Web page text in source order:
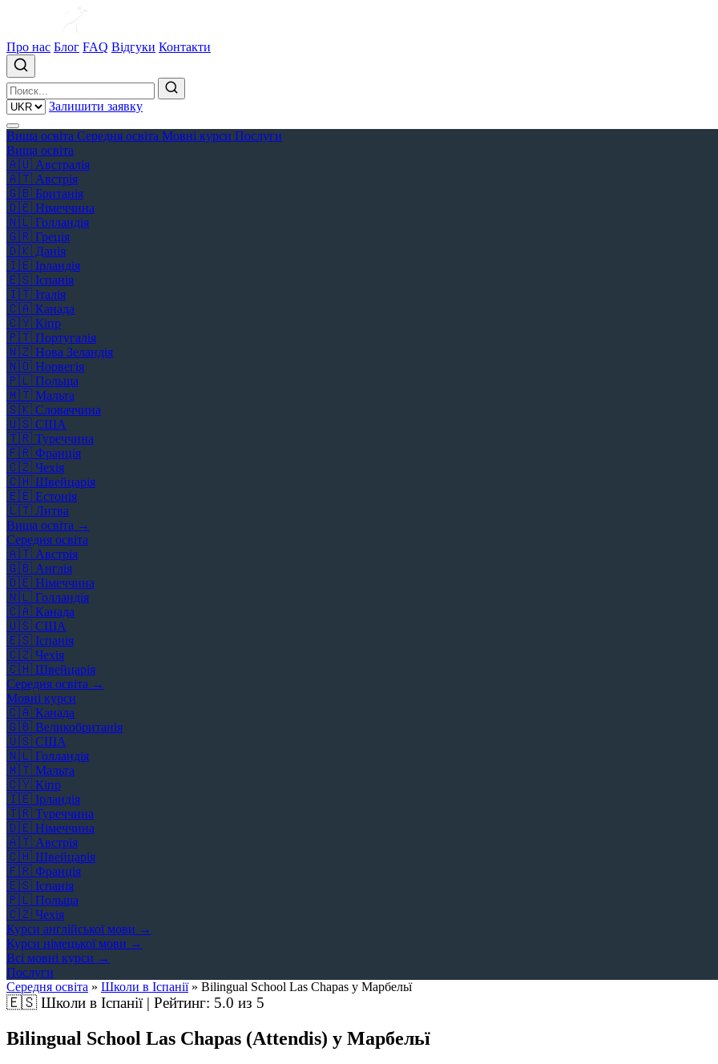
Про нас Блог FAQ Відгуки Контакти
Залишити заявку
Вища освіта Середня освіта Мовні курси Послуги
Вища освіта
🇦🇺 Австралія
🇦🇹 Австрія
🇬🇧 Британія
🇩🇪 Німеччина
🇳🇱 Голландія
🇬🇷 Греція
🇩🇰 Данія
🇮🇪 Ірландія
🇪🇸 Іспанія
🇮🇹 Італія
🇨🇦 Канада
🇨🇾 Кіпр
🇵🇹 Португалія
🇳🇿 Нова Зеландія
🇳🇴 Норвегія
🇵🇱 Польща
🇲🇹 Мальта
🇸🇰 Словаччина
🇺🇸 США
🇹🇷 Туреччина
🇫🇷 Франція
🇨🇿 Чехія
🇨🇭 Швейцарія
🇪🇪 Естонія
🇱🇹 Литва
Вища освіта →
Середня освіта
🇦🇹 Австрія
🇬🇧 Англія
🇩🇪 Німеччина
🇳🇱 Голландія
🇨🇦 Канада
🇺🇸 США
🇪🇸 Іспанія
🇨🇿 Чехія
🇨🇭 Швейцарія
Середня освіта →
Мовні курси
🇨🇦 Канада
🇬🇧 Великобританія
🇺🇸 США
🇳🇱 Голландія
🇲🇹 Мальта
🇨🇾 Кіпр
🇮🇪 Ірландія
🇹🇷 Туреччина
🇩🇪 Німеччина
🇦🇹 Австрія
🇨🇭 Швейцарія
🇫🇷 Франція
🇪🇸 Іспанія
🇵🇱 Польща
🇨🇿 Чехія
Курси англійської мови →
Курси німецької мови →
Всі мовні курси →
Послуги
Середня освіта » Школи в Іспанії» Bilingual School Las Chapas у Марбельї
🇪🇸Школи в Іспанії | Рейтинг: 5.0 из 5
Bilingual School Las Chapas (Attendis) у Марбельї